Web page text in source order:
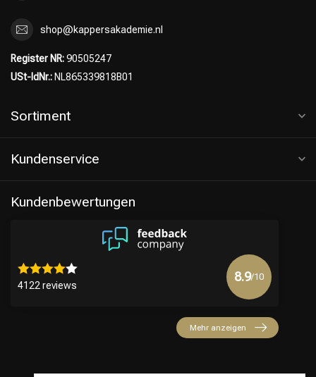
shop@kappersakademie.nl
Register NR:90505247
USt-IdNr.: NL865339818B01
Sortiment
Kundenservice
Kundenbewertungen
4122 reviews
8.9/10
Mehr anzeigen